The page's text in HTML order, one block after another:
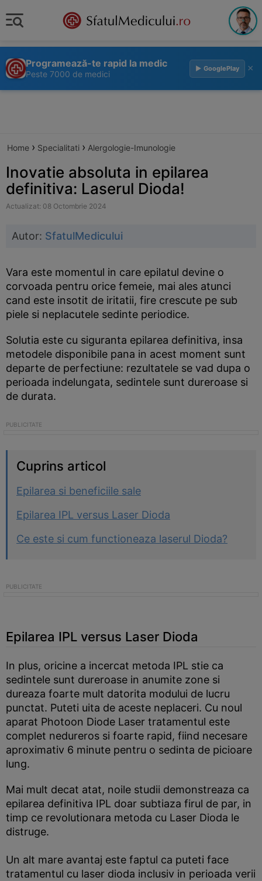
Programează-te rapid la medic
Peste 7000 de medici
▶ GooglePlay ×
Home › Specialitati › Alergologie-Imunologie
Inovatie absoluta in epilarea
definitiva: Laserul Dioda!
Actualizat: 08 Octombrie 2024
Autor: SfatulMedicului
Vara este momentul in care epilatul devine o
corvoada pentru orice femeie, mai ales atunci
cand este insotit de iritatii, fire crescute pe sub
piele si neplacutele sedinte periodice.
Solutia este cu siguranta epilarea definitiva, insa
metodele disponibile pana in acest moment sunt
departe de perfectiune: rezultatele se vad dupa o
perioada indelungata, sedintele sunt dureroase si
de durata.
Cuprins articol
Epilarea si beneficiile sale
Epilarea IPL versus Laser Dioda
Ce este si cum functioneaza laserul Dioda?
Epilarea IPL versus Laser Dioda
In plus, oricine a incercat metoda IPL stie ca
sedintele sunt dureroase in anumite zone si
dureaza foarte mult datorita modului de lucru
punctat. Puteti uita de aceste neplaceri. Cu noul
aparat Photoon Diode Laser tratamentul este
complet nedureros si foarte rapid, fiind necesare
aproximativ 6 minute pentru o sedinta de picioare
lung.
Mai mult decat atat, noile studii demonstreaza ca
epilarea definitiva IPL doar subtiaza firul de par, in
timp ce revolutionara metoda cu Laser Dioda le
distruge.
Un alt mare avantaj este faptul ca puteti face
tratamentul cu laser dioda inclusiv in perioada verii